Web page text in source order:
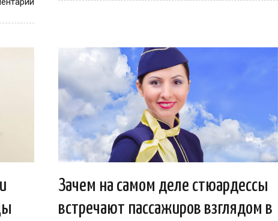
Зачем на самом деле стюардессы
встречают пассажиров взглядом в